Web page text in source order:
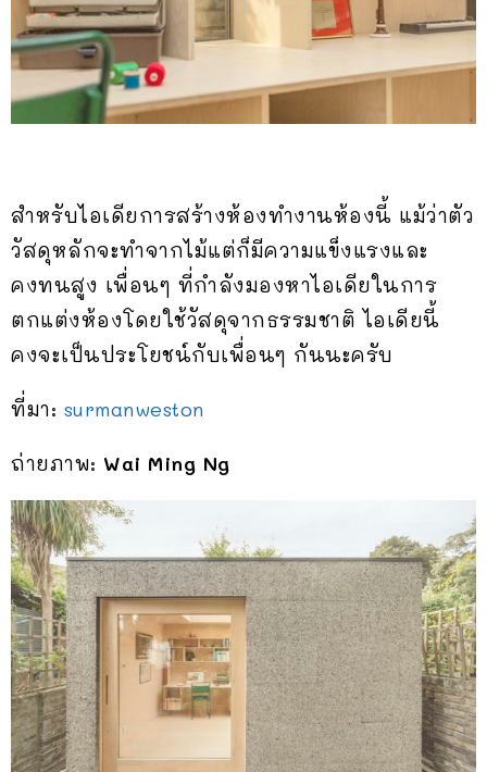
สำหรับไอเดียการสร้างห้องทำงานห้องนี้ แม้ว่าตัว
วัสดุหลักจะทำจากไม้แต่ก็มีความแข็งแรงและ
คงทนสูง เพื่อนๆ ที่กำลังมองหาไอเดียในการ
ตกแต่งห้องโดยใช้วัสดุจากธรรมชาติ ไอเดียนี้
คงจะเป็นประโยชน์กับเพื่อนๆ กันนะครับ
ที่มา: surmanweston
ถ่ายภาพ: Wai Ming Ng